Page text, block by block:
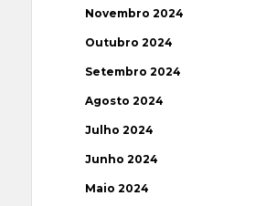
Novembro 2024
Outubro 2024
Setembro 2024
Agosto 2024
Julho 2024
Junho 2024
Maio 2024